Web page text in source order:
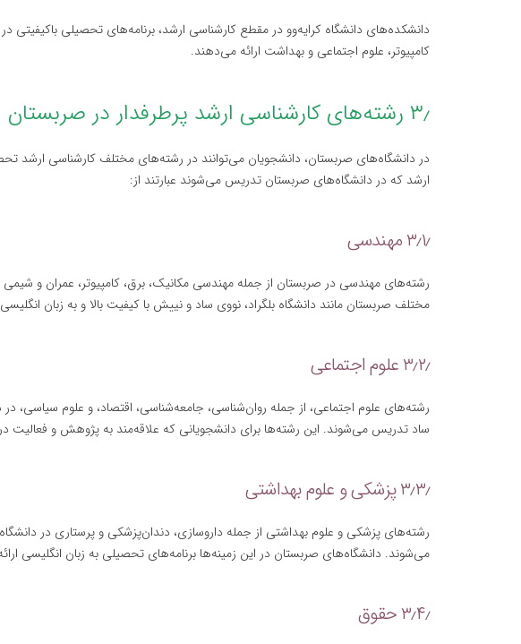
دانشکده‌های دانشگاه کرایه‌وو در مقطع کارشناسی ارشد، برنامه‌های تحصیلی
کامپیوتر، علوم اجتماعی و بهداشت ارائه می‌دهند.
۳٫ رشته‌های کارشناسی ارشد پرطرفدار در صربستان
در دانشگاه‌های صربستان، دانشجویان می‌توانند در رشته‌های مختلف کارشناسی ارشد
ارشد که در دانشگاه‌های صربستان تدریس می‌شوند عبارتند از:
۳٫۱٫ مهندسی
رشته‌های مهندسی در صربستان از جمله مهندسی مکانیک، برق، کامپیوتر، عمران و شیمی
مختلف صربستان مانند دانشگاه بلگراد، نووی ساد و نییش با کیفیت بالا و به زبان
۳٫۲٫ علوم اجتماعی
رشته‌های علوم اجتماعی، از جمله روان‌شناسی، جامعه‌شناسی، اقتصاد، و علوم سیاسی، در
ساد تدریس می‌شوند. این رشته‌ها برای دانشجویانی که علاقه‌مند به پژوهش و فعالیت
۳٫۳٫ پزشکی و علوم بهداشتی
رشته‌های پزشکی و علوم بهداشتی از جمله داروسازی، دندان‌پزشکی و پرستاری در
می‌شوند. دانشگاه‌های صربستان در این زمینه‌ها برنامه‌های تحصیلی به زبان انگلیسی
۳٫۴٫ حقوق